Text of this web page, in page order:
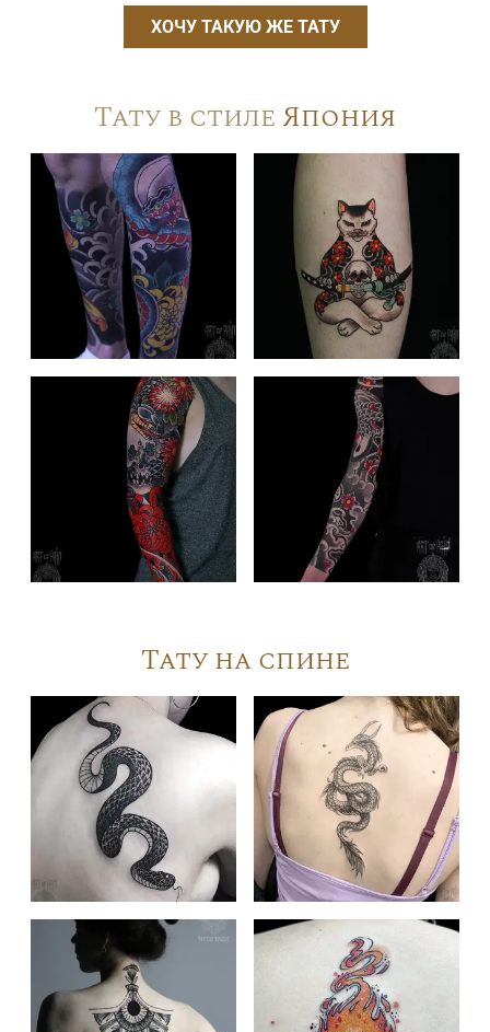
ХОЧУ ТАКУЮ ЖЕ ТАТУ
Тату в стилеЯпония
Тату на спине